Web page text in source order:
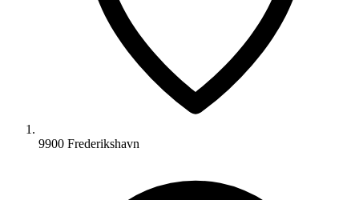
9900 Frederikshavn